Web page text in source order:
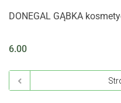
DONEGAL GĄBKA
6.00